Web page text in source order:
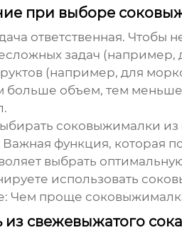
при выборе
ответственная.
задач (например,
(например, для
больше объем, тем меньше
соковыжималки из
Важная функция, которая
выбрать
использовать
Чем проще
свежевыжатого